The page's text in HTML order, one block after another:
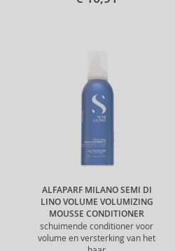
ALFAPARF MILANO SEMI DI
LINO VOLUME VOLUMIZING
MOUSSE CONDITIONER
schuimende conditioner voor
volume en versterking van het